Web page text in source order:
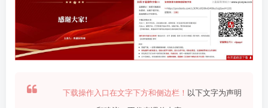
下载操作入口在文字下方和侧边栏！ 以下文字为声明